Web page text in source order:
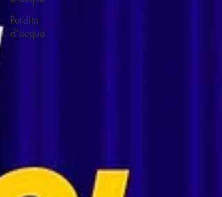
Perdita
d'acqua